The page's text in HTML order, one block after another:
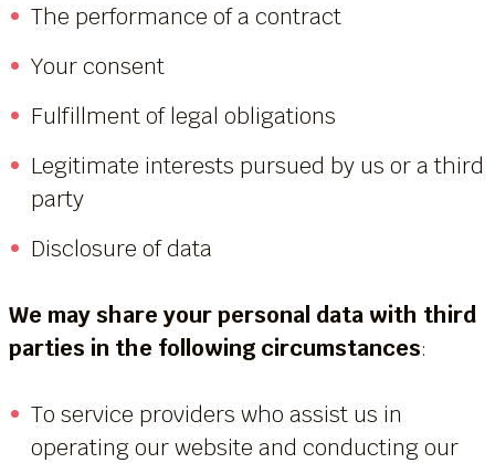
The performance of a contract
Your consent
Fulfillment of legal obligations
Legitimate interests pursued by us or a third
party
Disclosure of data
We may share your personal data with third
parties in the following circumstances:
To service providers who assist us in
operating our website and conducting our